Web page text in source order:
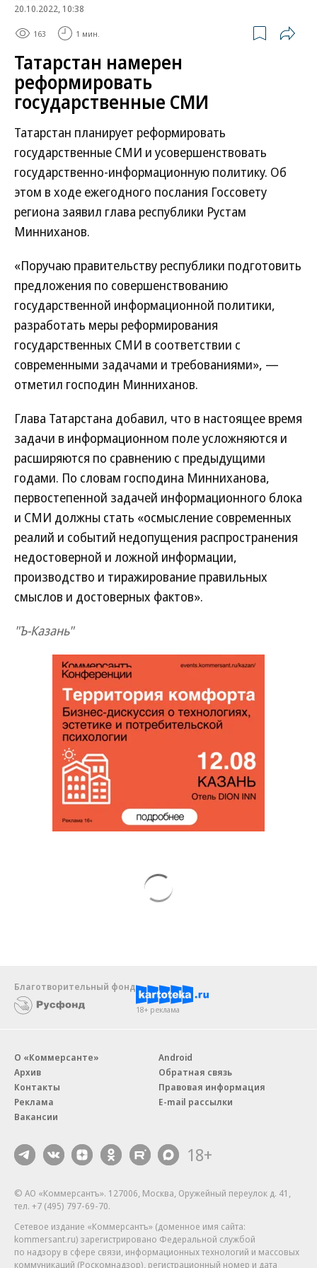
20.10.2022, 10:38
163 1 мин.
Татарстан намерен
реформировать
государственные СМИ
Татарстан планирует реформировать
государственные СМИ и усовершенствовать
государственно-информационную политику. Об
этом в ходе ежегодного послания Госсовету
региона заявил глава республики Рустам
Минниханов.
«Поручаю правительству республики подготовить
предложения по совершенствованию
государственной информационной политики,
разработать меры реформирования
государственных СМИ в соответствии с
современными задачами и требованиями», —
отметил господин Минниханов.
Глава Татарстана добавил, что в настоящее время
задачи в информационном поле усложняются и
расширяются по сравнению с предыдущими
годами. По словам господина Минниханова,
первостепенной задачей информационного блока
и СМИ должны стать «осмысление современных
реалий и событий недопущения распространения
недостоверной и ложной информации,
производство и тиражирование правильных
смыслов и достоверных фактов».
"Ъ-Казань"
Благотворительный фонд
18+ реклама
О «Коммерсанте»
Архив
Контакты
Реклама
Вакансии
Android
Обратная связь
Правовая информация
E-mail рассылки
18+
© АО «Коммерсантъ». 127006, Москва, Оружейный переулок д. 41,
тел. +7 (495) 797-69-70.
Сетевое издание «Коммерсантъ» (доменное имя сайта:
kommersant.ru) зарегистрировано Федеральной службой
по надзору в сфере связи, информационных технологий и массовых
коммуникаций (Роскомнадзор), регистрационный номер и дата